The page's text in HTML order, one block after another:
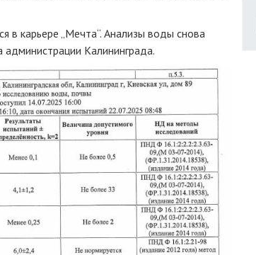
в карьере „Мечта“. Анализы воды снова
Калининграда.